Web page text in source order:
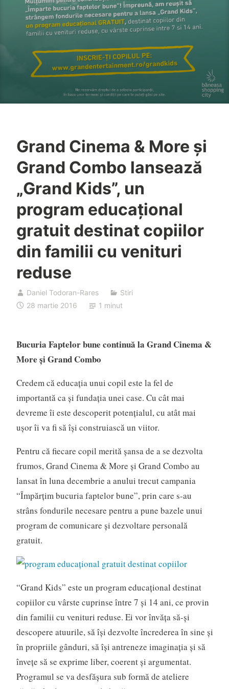
Grand Cinema & More și
Grand Combo lansează
„Grand Kids”, un
program educațional
gratuit destinat copiilor
din familii cu venituri
reduse
Daniel Todoran-Rares
Stiri
28 martie 2016
1 minut
Bucuria Faptelor bune continuă la Grand Cinema &
More și Grand Combo
Credem că educația unui copil este la fel de
importantă ca și fundația unei case. Cu cât mai
devreme îi este descoperit potențialul, cu atât mai
ușor îi va fi să își construiască un viitor.
Pentru că fiecare copil merită șansa de a se dezvolta
frumos, Grand Cinema & More și Grand Combo au
lansat în luna decembrie a anului trecut campania
“Împărțim bucuria faptelor bune”, prin care s-au
strâns fondurile necesare pentru a pune bazele unui
program de comunicare și dezvoltare personală
gratuit.
“Grand Kids” este un program educațional destinat
copiilor cu vârste cuprinse între 7 și 14 ani, ce provin
din familii cu venituri reduse. Ei vor învăța să-și
descopere atuurile, să își dezvolte încrederea în sine și
în propriile gânduri, să își antreneze imaginația și să
învețe să se exprime liber, coerent și argumentat.
Programul se va desfășura sub formă de ateliere